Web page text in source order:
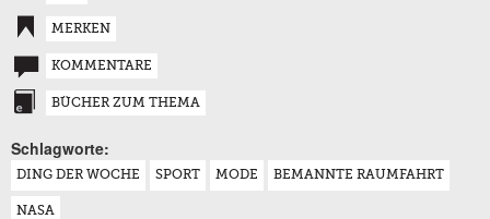
MERKEN
KOMMENTARE
BÜCHER ZUM THEMA
Schlagworte:
DING DER WOCHE SPORT MODE BEMANNTE RAUMFAHRT
NASA